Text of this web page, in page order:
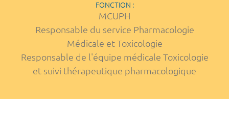
FONCTION :
MCUPH
Responsable du service Pharmacologie
Médicale et Toxicologie
Responsable de l'équipe médicale Toxicologie
et suivi thérapeutique pharmacologique